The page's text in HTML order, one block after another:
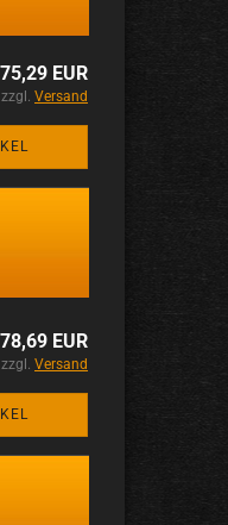
EUR
Versand
EUR
Versand